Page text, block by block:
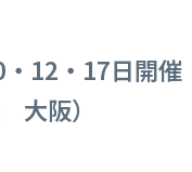
・12・17日開
大阪）